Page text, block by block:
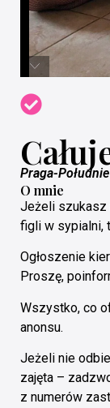
Praga-Południe
O mnie
Jeżeli szukasz
figli w sypialni,
Ogłoszenie
Proszę,
Wszystko, co
anonsu.
Jeżeli nie
zajęta –
z numerów